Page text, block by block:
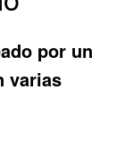
por un
varias